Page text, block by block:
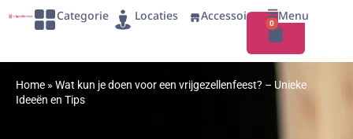
Categorie Locaties Accessoires
0
Menu
Home » Wat kun je doen voor een vrijgezellenfeest? – Unieke
Ideeën en Tips